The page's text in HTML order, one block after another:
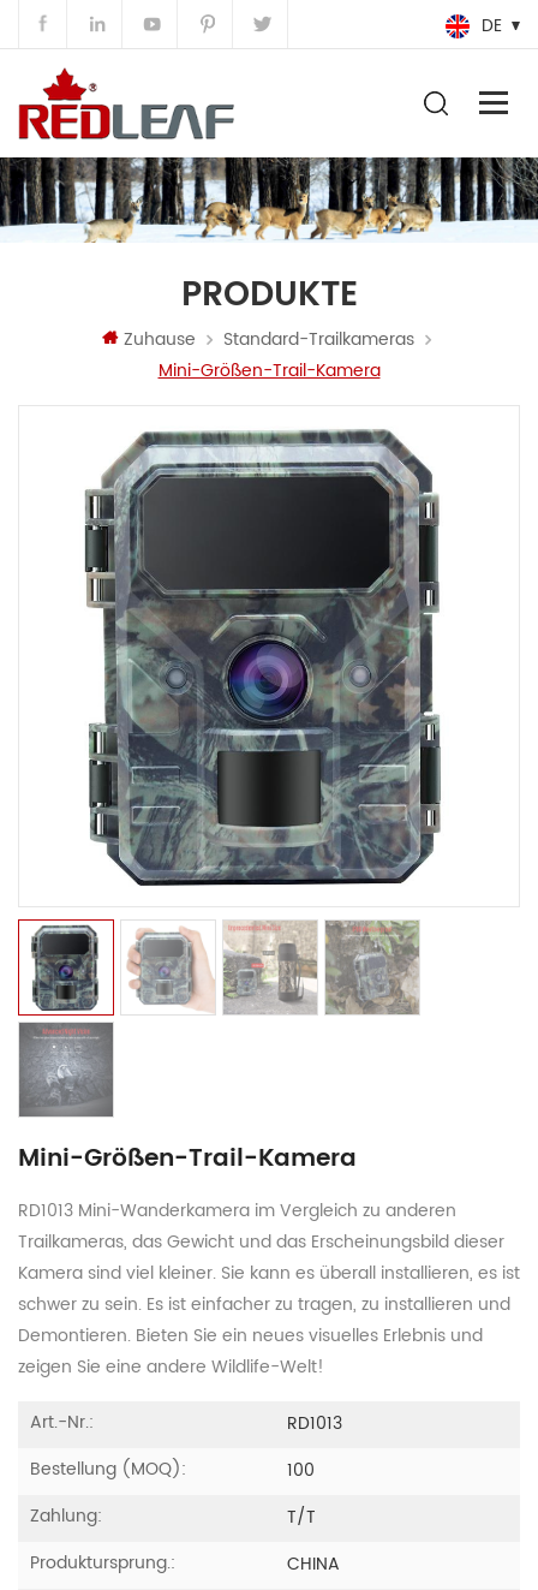
DE
PRODUKTE
Zuhause
Standard-Trailkameras
Mini-Größen-Trail-Kamera
Mini-Größen-Trail-Kamera
RD1013 Mini-Wanderkamera im Vergleich zu anderen
Trailkameras, das Gewicht und das Erscheinungsbild dieser
Kamera sind viel kleiner. Sie kann es überall installieren, es ist
schwer zu sein. Es ist einfacher zu tragen, zu installieren und
Demontieren. Bieten Sie ein neues visuelles Erlebnis und
zeigen Sie eine andere Wildlife-Welt!
Art.-Nr.:
RD1013
Bestellung (MOQ):
100
Zahlung:
T/T
Produktursprung.:
CHINA